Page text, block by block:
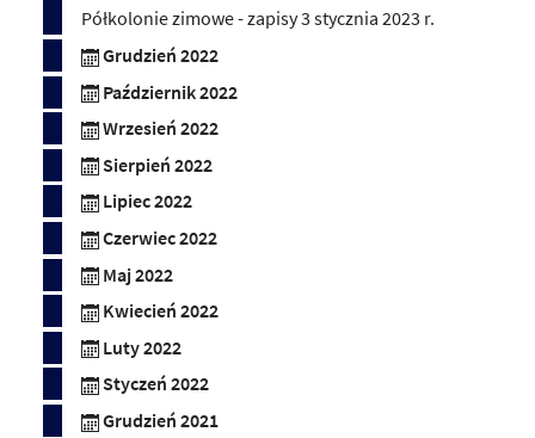
Półkolonie zimowe - zapisy 3 stycznia 2023 r.
Grudzień 2022
Październik 2022
Wrzesień 2022
Sierpień 2022
Lipiec 2022
Czerwiec 2022
Maj 2022
Kwiecień 2022
Luty 2022
Styczeń 2022
Grudzień 2021